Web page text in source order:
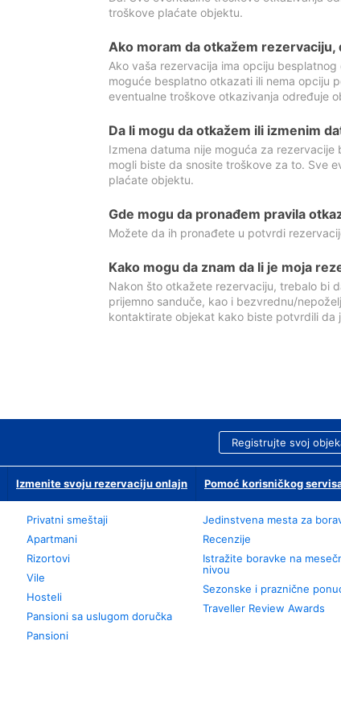
troškove plaćate objektu.
Ako moram da otkažem rezervaciju,
Ako vaša rezervacija ima opciju
moguće besplatno otkazati ili nema opciju
eventualne troškove otkazivanja određuje
Da li mogu da otkažem ili izmenim
Izmena datuma nije moguća za
mogli biste da snosite troškove za to. Sve
plaćate objektu.
Gde mogu da pronađem pravila
Možete da ih pronađete u potvrdi
Kako mogu da znam da li je moja
Nakon što otkažete rezervaciju, trebalo bi
prijemno sanduče, kao i bezvrednu/
kontaktirate objekat kako biste potvrdili da
Registrujte svoj
Izmenite svoju rezervaciju onlajn Pomoć korisničkog
Privatni smeštaji
Apartmani
Rizortovi
Vile
Hosteli
Pansioni sa uslugom doručka
Pansioni
Jedinstvena mesta za
Recenzije
Istražite boravke na
nivou
Sezonske i praznične
Traveller Review Awards